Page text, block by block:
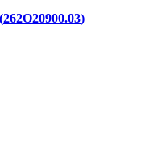
262O20900.03